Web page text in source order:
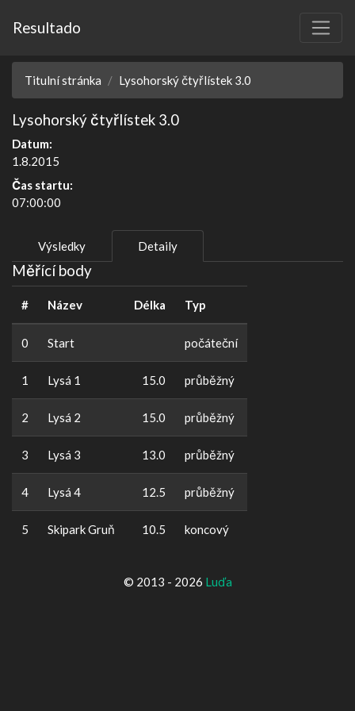
Resultado
Titulní stránka Lysohorský čtyřlístek 3.0
Lysohorský čtyřlístek 3.0
Datum:
1.8.2015
Čas startu:
07:00:00
Výsledky Detaily
Měřící body
# Název Délka Typ
0 Start počáteční
1 Lysá 1 15.0 průběžný
2 Lysá 2 15.0 průběžný
3 Lysá 3 13.0 průběžný
4 Lysá 4 12.5 průběžný
5 Skipark Gruň 10.5 koncový
© 2013 - 2026 Luďa